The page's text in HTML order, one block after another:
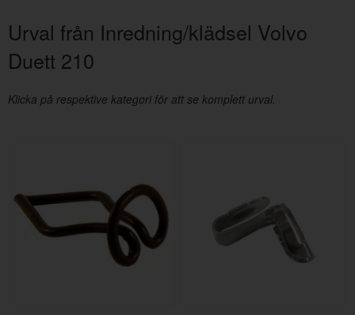
Urval från Inredning/klädsel Volvo
Duett 210
Klicka på respektive kategori för att se komplett urval.